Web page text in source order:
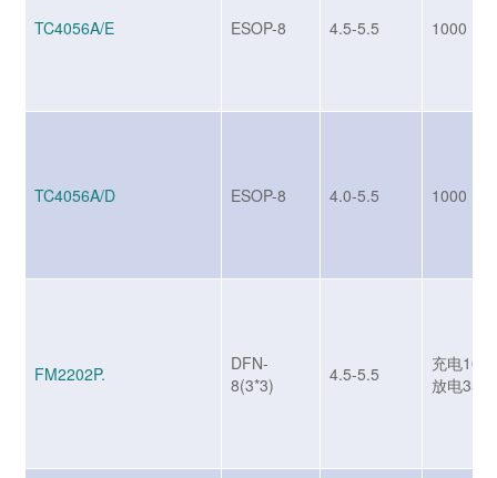
TC4056A/E ESOP-8 4.5-5.5 1000
TC4056A/D ESOP-8 4.0-5.5 1000
FM2202P.
DFN-
8(3*3)
4.5-5.5
充电
放电